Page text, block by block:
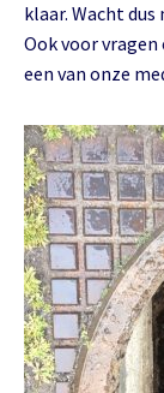
klaar. Wacht
Ook voor
een van onze